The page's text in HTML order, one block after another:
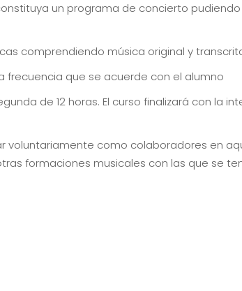
un programa de concierto
comprendiendo música original y
frecuencia que se acuerde con el alumno
de 12 horas. El curso finalizará con la
voluntariamente como colaboradores en
formaciones musicales con las que se